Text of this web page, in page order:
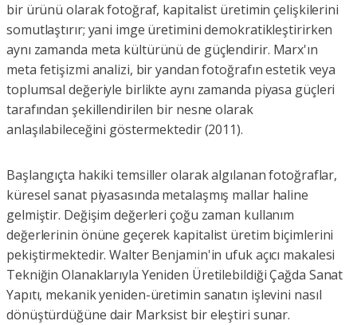
bir ürünü olarak fotoğraf, kapitalist üretimin çelişkilerini
somutlaştırır; yani imge üretimini demokratikleştirirken
aynı zamanda meta kültürünü de güçlendirir. Marx'ın
meta fetişizmi analizi, bir yandan fotoğrafın estetik veya
toplumsal değeriyle birlikte aynı zamanda piyasa güçleri
tarafından şekillendirilen bir nesne olarak
anlaşılabileceğini göstermektedir (2011).
Başlangıçta hakiki temsiller olarak algılanan fotoğraflar,
küresel sanat piyasasında metalaşmış mallar haline
gelmiştir. Değişim değerleri çoğu zaman kullanım
değerlerinin önüne geçerek kapitalist üretim biçimlerini
pekiştirmektedir. Walter Benjamin'in ufuk açıcı makalesi
Tekniğin Olanaklarıyla Yeniden Üretilebildiği Çağda Sanat
Yapıtı, mekanik yeniden-üretimin sanatın işlevini nasıl
dönüştürdüğüne dair Marksist bir eleştiri sunar.